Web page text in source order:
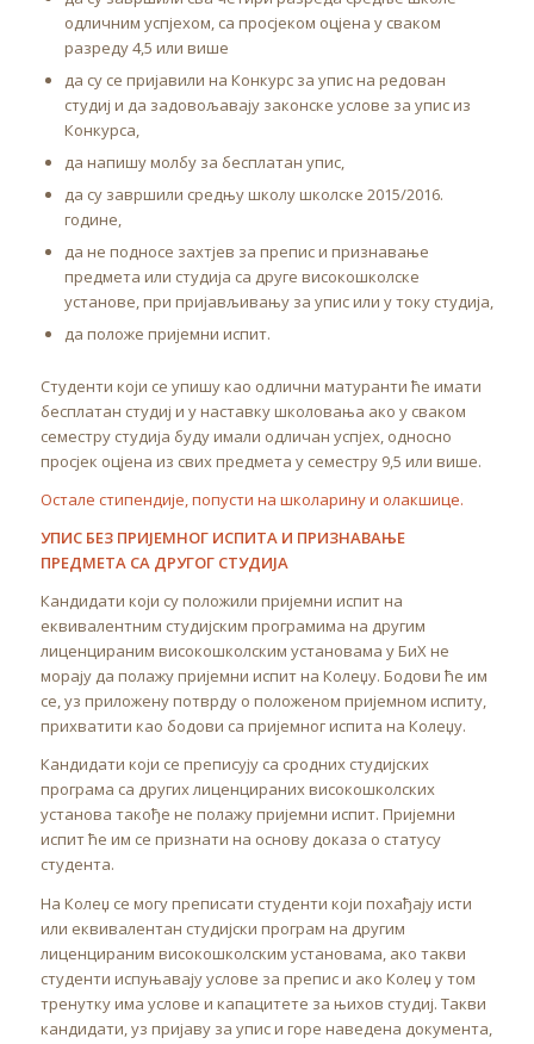
одличним успјехом, са просјеком оцјена у сваком
разреду 4,5 или више
да су се пријавили на Конкурс за упис на редован
студиј и да задовољавају законске услове за упис из
Конкурса,
да напишу молбу за бесплатан упис,
да су завршили средњу школу школске 2015/2016.
године,
да не подносе захтјев за препис и признавање
предмета или студија са друге високошколске
установе, при пријављивању за упис или у току студија,
да положе пријемни испит.
Студенти који се упишу као одлични матуранти ће имати
бесплатан студиј и у наставку школовања ако у сваком
семестру студија буду имали одличан успјех, односно
просјек оцјена из свих предмета у семестру 9,5 или више.
Остале стипендије, попусти на школарину и олакшице.
УПИС БЕЗ ПРИЈЕМНОГ ИСПИТА И ПРИЗНАВАЊЕ
ПРЕДМЕТА СА ДРУГОГ СТУДИЈА
Кандидати који су положили пријемни испит на
еквивалентним студијским програмима на другим
лиценцираним високошколским установама у БиХ не
морају да полажу пријемни испит на Колеџу. Бодови ће им
се, уз приложену потврду о положеном пријемном испиту,
прихватити као бодови са пријемног испита на Колеџу.
Кандидати који се преписују са сродних студијских
програма са других лиценцираних високошколских
установа такође не полажу пријемни испит. Пријемни
испит ће им се признати на основу доказа о статусу
студента.
На Колеџ се могу преписати студенти који похађају исти
или еквивалентан студијски програм на другим
лиценцираним високошколским установама, ако такви
студенти испуњавају услове за препис и ако Колеџ у том
тренутку има услове и капацитете за њихов студиј. Такви
кандидати, уз пријаву за упис и горе наведена документа,